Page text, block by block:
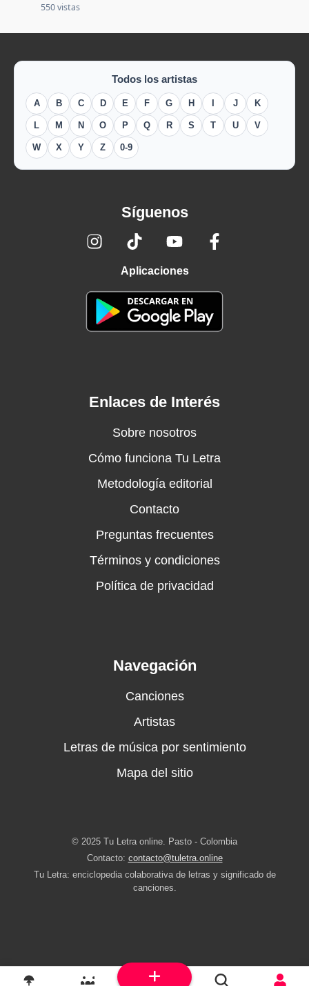
550 vistas
Todos los artistas
A B C D E F G H J K
L M N O P Q R S T U V
W X Y Z 0-9
Síguenos
Aplicaciones
Enlaces de Interés
Sobre nosotros
Cómo funciona Tu Letra
Metodología editorial
Contacto
Preguntas frecuentes
Términos y condiciones
Política de privacidad
Navegación
Canciones
Artistas
Letras de música por sentimiento
Mapa del sitio
© 2025 Tu Letra online. Pasto - Colombia
Contacto: contacto@tuletra.online
Tu Letra: enciclopedia colaborativa de letras y significado de
canciones.